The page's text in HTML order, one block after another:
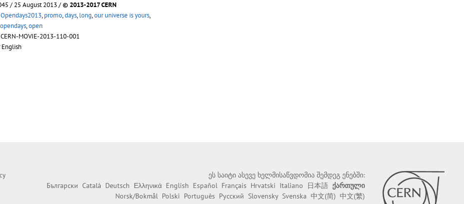
/ 25 August 2013 /© 2013-2017 CERN
Opendays2013,promo,days,long,our universe is yours,
opendays,open
CERN-MOVIE-2013-110-001
English
ეს საიტი ასევე ხელმისაწვდომია შემდეგ ენებში:
Български Català Deutsch Ελληνικά English Español Français Hrvatski Italiano 日本語 ქართული
Norsk/Bokmål Polski Português Русский Slovensky Svenska 中文(简) 中文(繁)